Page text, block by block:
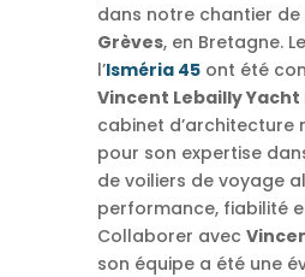
dans notre chantier de
Grèves, en Bretagne.
l’Isméria 45ont été
Vincent Lebailly Yacht
cabinet d’architecture
pour son expertise
de voiliers de voyage
performance, fiabilité
Collaborer avec
son équipe a été une